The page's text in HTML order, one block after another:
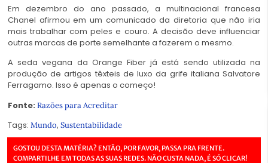
Em dezembro do ano passado, a multinacional francesa
Chanel afirmou em um comunicado da diretoria que não iria
mais trabalhar com peles e couro. A decisão deve influenciar
outras marcas de porte semelhante a fazerem o mesmo.
A seda vegana da Orange Fiber já está sendo utilizada na
produção de artigos têxteis de luxo da grife italiana Salvatore
Ferragamo. Isso é apenas o começo!
Fonte: Razões para Acreditar
Tags: Mundo, Sustentabilidade
GOSTOU DESTA MATÉRIA? ENTÃO, POR FAVOR, PASSA PRA FRENTE.
COMPARTILHE EM TODAS AS SUAS REDES. NÃO CUSTA NADA, É SÓ CLICAR!